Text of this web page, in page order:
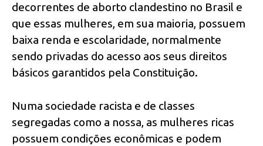
decorrentes de aborto clandestino no Brasil e
que essas mulheres, em sua maioria, possuem
baixa renda e escolaridade, normalmente
sendo privadas do acesso aos seus direitos
básicos garantidos pela Constituição.
Numa sociedade racista e de classes
segregadas como a nossa, as mulheres ricas
possuem condições econômicas e podem